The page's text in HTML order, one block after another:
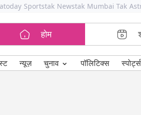
Sportstak Newstak Mumbai Tak
होम
न्यूज़ चुनाव ⌄ पॉलिटिक्स स्पोर्ट्स